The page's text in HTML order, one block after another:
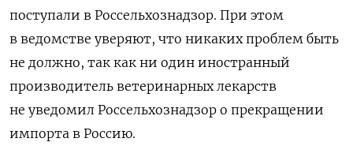
поступали в Россельхознадзор. При этом
в ведомстве уверяют, что никаких проблем быть
не должно, так как ни один иностранный
производитель ветеринарных лекарств
не уведомил Россельхознадзор о прекращении
импорта в Россию.